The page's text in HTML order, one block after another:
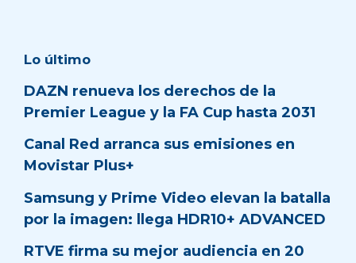
Lo último
DAZN renueva los derechos de la
Premier League y la FA Cup hasta 2031
Canal Red arranca sus emisiones en
Movistar Plus+
Samsung y Prime Video elevan la batalla
por la imagen: llega HDR10+ ADVANCED
RTVE firma su mejor audiencia en 20